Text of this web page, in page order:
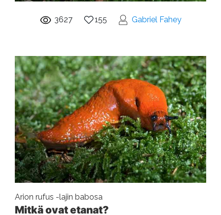
3627 155 Gabriel Fahey
Arion rufus -lajin babosa
Mitkä ovat etanat?